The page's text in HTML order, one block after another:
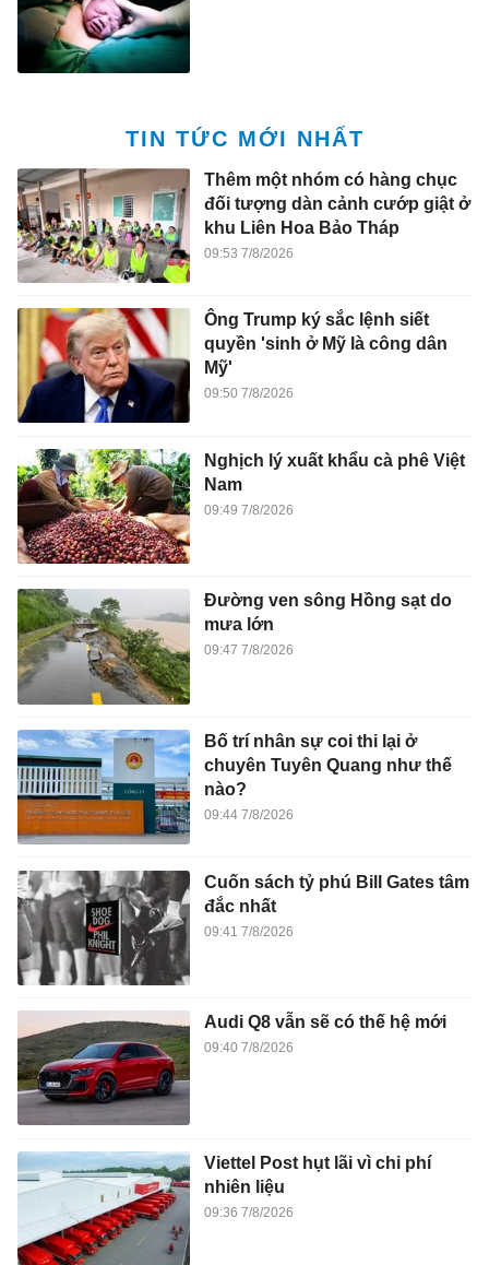
TIN TỨC MỚI NHẤT
Thêm một nhóm có hàng chục
đối tượng dàn cảnh cướp giật ở
khu Liên Hoa Bảo Tháp
09:53 7/8/2026
Ông Trump ký sắc lệnh siết
quyền 'sinh ở Mỹ là công dân
Mỹ'
09:50 7/8/2026
Nghịch lý xuất khẩu cà phê Việt
Nam
09:49 7/8/2026
Đường ven sông Hồng sạt do
mưa lớn
09:47 7/8/2026
Bố trí nhân sự coi thi lại ở
chuyên Tuyên Quang như thế
nào?
09:44 7/8/2026
Cuốn sách tỷ phú Bill Gates tâm
đắc nhất
09:41 7/8/2026
Audi Q8 vẫn sẽ có thế hệ mới
09:40 7/8/2026
Viettel Post hụt lãi vì chi phí
nhiên liệu
09:36 7/8/2026